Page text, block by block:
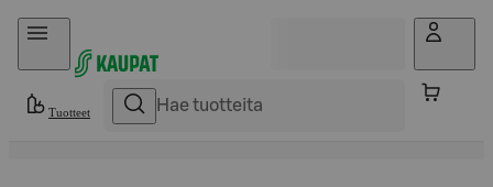
Hyppää sisältöön
Tuotteet